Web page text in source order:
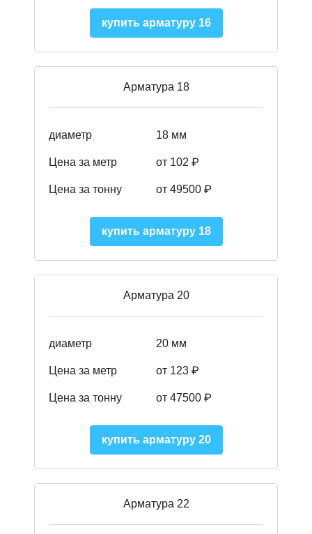
купить арматуру 16
Арматура 18
диаметр 18 мм
Цена за метр от 102 ₽
Цена за тонну от 49500 ₽
купить арматуру 18
Арматура 20
диаметр 20 мм
Цена за метр от 123 ₽
Цена за тонну от 47500 ₽
купить арматуру 20
Арматура 22